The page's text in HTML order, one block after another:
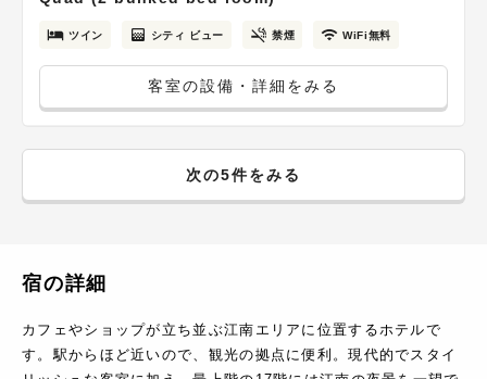
ツイン シティ ビュー 禁煙 WiFi無料
客室の設備・詳細をみる
次の5件をみる
宿の詳細
カフェやショップが立ち並ぶ江南エリアに位置するホテルで
す。駅からほど近いので、観光の拠点に便利。現代的でスタイ